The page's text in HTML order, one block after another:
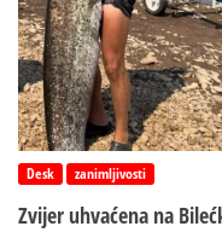
Desk zanimljivosti
Zvijer uhvaćena na